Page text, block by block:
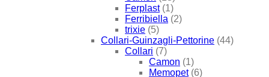
Ferplast (1)
Ferribiella (2)
trixie (5)
Collari-Guinzagli-Pettorine (44)
Collari (7)
Camon (1)
Memopet (6)